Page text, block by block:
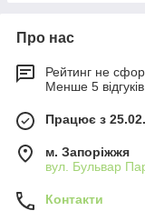
Про нас
Рейтинг не
Менше 5
Працює з
м. Запоріжжя
вул. Бульвар
Контакти